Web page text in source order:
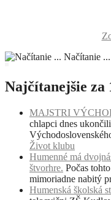
Načítanie ...
Najčítanejšie za
MAJSTRI
chlapci dnes
Život klubu
Humenné má
štvorhre. Počas
mimoriadne nabitý
Humenská školská